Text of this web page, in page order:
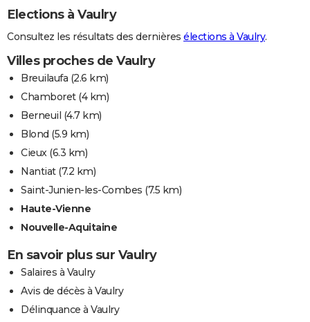
Elections à Vaulry
Consultez les résultats des dernières élections à Vaulry.
Villes proches de Vaulry
Breuilaufa (2.6 km)
Chamboret(4 km)
Berneuil (4.7 km)
Blond (5.9 km)
Cieux(6.3 km)
Nantiat(7.2 km)
Saint-Junien-les-Combes (7.5 km)
Haute-Vienne
Nouvelle-Aquitaine
En savoir plus sur Vaulry
Salaires à Vaulry
Avis de décès à Vaulry
Délinquance à Vaulry